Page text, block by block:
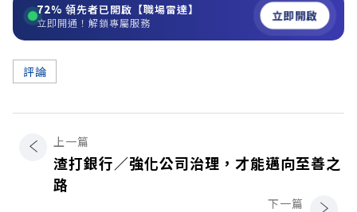
72% 領先者已開啟【職場雷達】
立即開通！解鎖專屬服務 立即開啟
評論
上一篇
渣打銀行／強化公司治理，才能邁向至善之
路
下一篇